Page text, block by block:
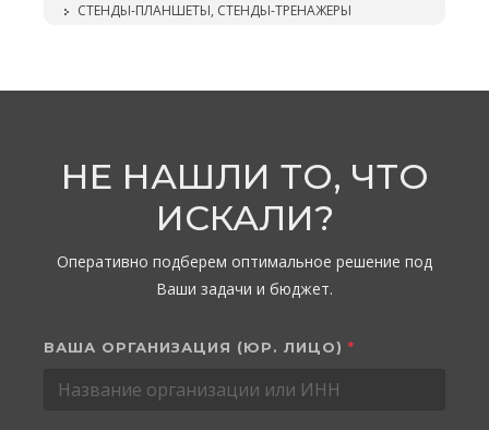
СТЕНДЫ-ПЛАНШЕТЫ, СТЕНДЫ-ТРЕНАЖЕРЫ
НЕ НАШЛИ ТО, ЧТО
ИСКАЛИ?
Оперативно подберем оптимальное решение под
Ваши задачи и бюджет.
ВАША ОРГАНИЗАЦИЯ (ЮР. ЛИЦО) *